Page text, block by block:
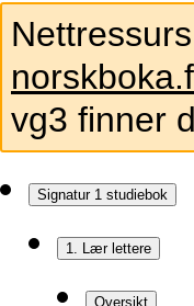
vg3 finner
Signatur 1 studiebok
1. Lær lettere
Oversikt